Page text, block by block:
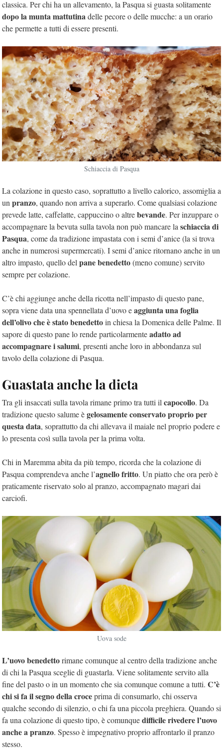
classica. Per chi ha un allevamento, la Pasqua si guasta solitamente
dopo la munta mattutinadelle pecore o delle mucche: a un orario
che permette a tutti di essere presenti.
Schiaccia di Pasqua
La colazione in questo caso, soprattutto a livello calorico, assomiglia a
unpranzo, quando non arriva a superarlo. Come qualsiasi colazione
prevede latte, caffelatte, cappuccino o altrebevande. Per inzuppare o
accompagnare la bevuta sulla tavola non può mancare laschiaccia di
Pasqua, come da tradizione impastata con i semi d’anice (la si trova
anche in numerosi supermercati). I semi d’anice ritornano anche in un
altro impasto, quello delpane benedetto(meno comune) servito
sempre per colazione.
C’è chi aggiunge anche della ricotta nell’impasto di questo pane,
sopra viene data una spennellata d’uovo eaggiunta una foglia
dell’olivo che è stato benedettoin chiesa la Domenica delle Palme. Il
sapore di questo pane lo rende particolarmenteadatto ad
accompagnare i salumi, presenti anche loro in abbondanza sul
tavolo della colazione di Pasqua.
Guastata anche la dieta
Tra gli insaccati sulla tavola rimane primo tra tutti ilcapocollo. Da
tradizione questo salume ègelosamente conservato proprio per
questa data, soprattutto da chi allevava il maiale nel proprio podere e
lo presenta così sulla tavola per la prima volta.
Chi in Maremma abita da più tempo, ricorda che la colazione di
Pasqua comprendeva anche l’agnello fritto. Un piatto che ora però è
praticamente riservato solo al pranzo, accompagnato magari dai
carciofi.
Uova sode
L’uovo benedettorimane comunque al centro della tradizione anche
di chi la Pasqua sceglie di guastarla. Viene solitamente servito alla
fine del pasto o in un momento che sia comunque comune a tutti. C’è
chi si fa il segno della croceprima di consumarlo, chi osserva
qualche secondo di silenzio, o chi fa una piccola preghiera. Quando si
fa una colazione di questo tipo, è comunquedifficile rivedere l’uovo
anche a pranzo. Spesso è impegnativo proprio affrontarlo il pranzo
stesso.